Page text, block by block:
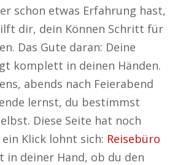
schon etwas Erfahrung hast,
dir, dein Können Schritt für
Das Gute daran: Deine
komplett in deinen Händen.
abends nach Feierabend
lernst, du bestimmst
Diese Seite hat noch
Klick lohnt sich: Reisebüro
in deiner Hand, ob du den